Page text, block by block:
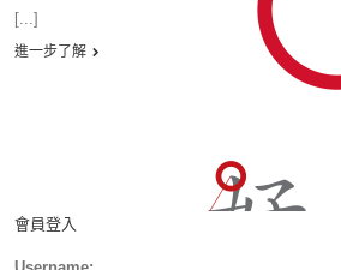
[...]
進一步了解
會員登入